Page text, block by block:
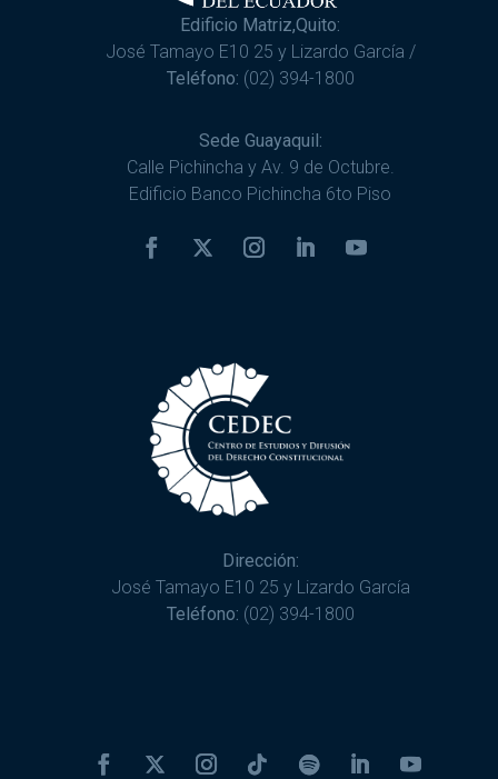
Edificio Matriz,Quito:
José Tamayo E10 25 y Lizardo García /
Teléfono: (02) 394-1800
Sede Guayaquil:
Calle Pichincha y Av. 9 de Octubre.
Edificio Banco Pichincha 6to Piso
Dirección:
José Tamayo E10 25 y Lizardo García
Teléfono: (02) 394-1800